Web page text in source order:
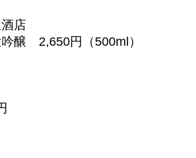
店
醸 2,650円（500ml）